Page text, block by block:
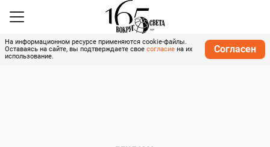
На информационном ресурсе применяются cookie-файлы.
Оставаясь на сайте, вы подтверждаете свое согласие на их
использование.
Согласен